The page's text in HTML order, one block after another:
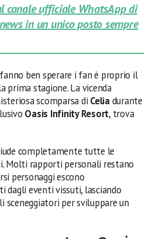
canale ufficiale WhatsApp di
in un unico posto sempre
ben sperare i fan è proprio il
prima stagione. La vicenda
scomparsa di Celiadurante
Oasis Infinity Resort, trova
completamente tutte le
Molti rapporti personali restano
personaggi escono
dagli eventi vissuti, lasciando
sceneggiatori per sviluppare un